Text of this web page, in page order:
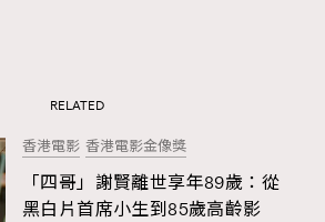
RELATED
香港電影 香港電影金像獎
「四哥」謝賢離世享年89歲：從
黑白片首席小生到85歲高齡影